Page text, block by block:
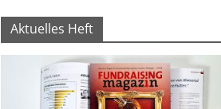
Aktuelles Heft